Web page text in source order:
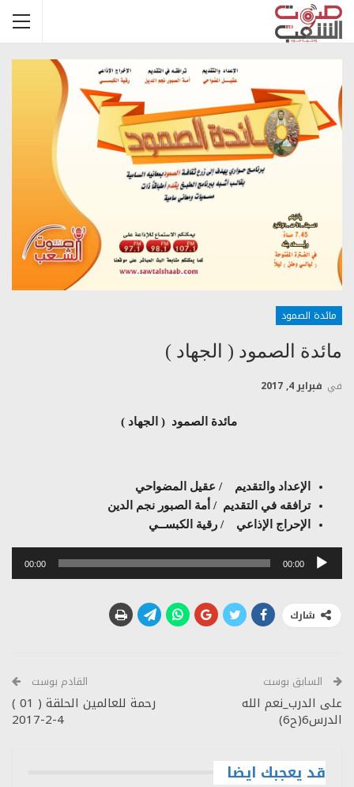
مائدة الصمود
مائدة الصمود ( الجهاد )
في فبراير 4, 2017
مائدة الصمود ( الجهاد )
الإعداد والتقديم / عقيل المضواحي
ترافقه في التقديم / أمة الصبور نجم الدين
الإحراج الإذاعي / رقية الكبســي
مشغل
00:00
00:00
شارك
السابق بوست
على الدرب_نعم الله
الدرس6(ح6)
القادم بوست
رحمة للعالمين الحلقة ( 01 )
4-2-2017
قد يعجبك ايضا